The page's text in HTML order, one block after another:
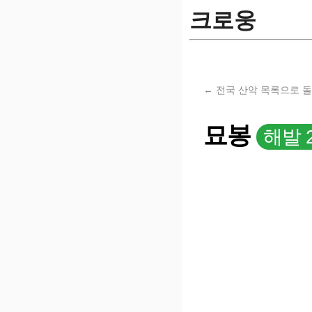
크로웅
← 전국 산악 목록으로
묘봉 해발